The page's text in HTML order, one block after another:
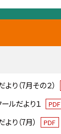
り（7月その２）
ルだより１
PDF
り（7月）
PDF